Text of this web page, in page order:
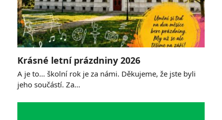
Krásné letní prázdniny 2026
A je to… školní rok je za námi. Děkujeme, že jste byli
jeho součástí. Za…